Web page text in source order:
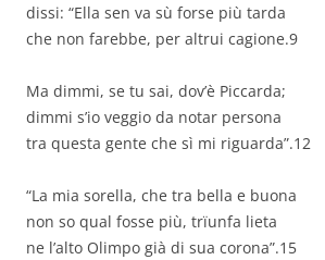
dissi: “Ella sen va sù forse più tarda
che non farebbe, per altrui cagione.9
Ma dimmi, se tu sai, dov’è Piccarda;
dimmi s’io veggio da notar persona
tra questa gente che sì mi riguarda”.12
“La mia sorella, che tra bella e buona
non so qual fosse più, trïunfa lieta
ne l’alto Olimpo già di sua corona”.15